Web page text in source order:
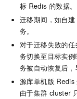
标 Redis 的数据。
迁移期间，如自建
务。
对于迁移失败的
务切换至目标实
务被自动恢复后，
源库单机版 Redis
由于集群 cluster